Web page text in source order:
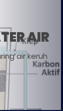
AIR
air keruh